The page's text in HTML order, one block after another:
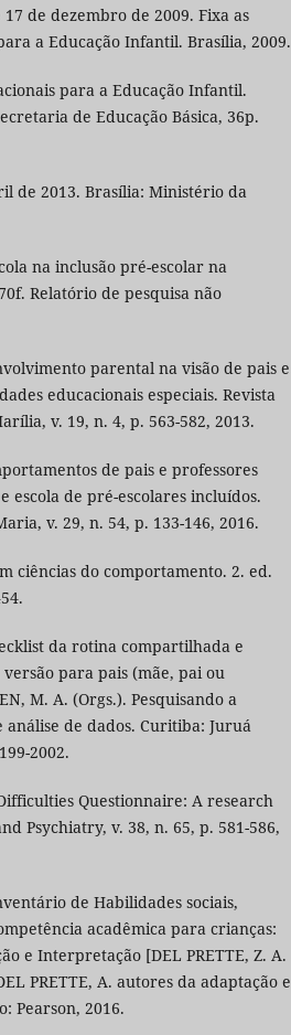
17 de dezembro de 2009. Fixa as
a Educação Infantil. Brasília, 2009.
para a Educação Infantil.
de Educação Básica, 36p.
de 2013. Brasília: Ministério da
na inclusão pré-escolar na
Relatório de pesquisa não
parental na visão de pais e
educacionais especiais. Revista
v. 19, n. 4, p. 563-582, 2013.
de pais e professores
escola de pré-escolares incluídos.
v. 29, n. 54, p. 133-146, 2016.
ciências do comportamento. 2. ed.
da rotina compartilhada e
para pais (mãe, pai ou
M. A. (Orgs.). Pesquisando a
de dados. Curitiba: Juruá
2002.
Questionnaire: A research
Psychiatry, v. 38, n. 65, p. 581-586,
de Habilidades sociais,
acadêmica para crianças:
e Interpretação [DEL PRETTE, Z. A.
PRETTE, A. autores da adaptação e
Pearson, 2016.